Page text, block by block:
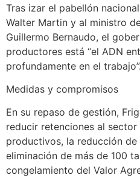
Tras izar el pabellón
Walter Martin y al ministro
Guillermo Bernaudo, el
productores está “el ADN
profundamente en el trabajo”.
Medidas y compromisos
En su repaso de gestión,
reducir retenciones al
productivos, la reducción
eliminación de más de 100
congelamiento del Valor